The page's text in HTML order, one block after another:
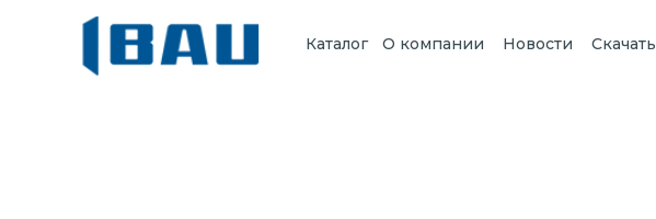
Каталог О компании Новости Скачать